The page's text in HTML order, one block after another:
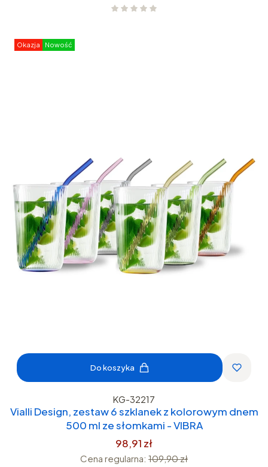
Okazja Nowość
Do koszyka
KG-32217
Vialli Design, zestaw 6 szklanek z kolorowym dnem
500 ml ze słomkami - VIBRA
98,91 zł
Cena regularna: 109,90 zł